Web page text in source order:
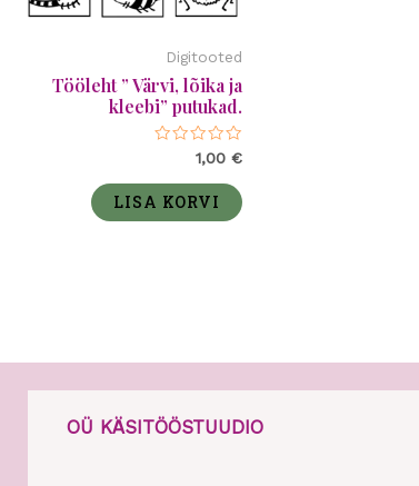
Digitooted
Tööleht ” Värvi, lõika ja
kleebi” putukad.
Hinnanguga
/
5
1,00 €
LISA KORVI
OÜ KÄSITÖÖSTUUDIO